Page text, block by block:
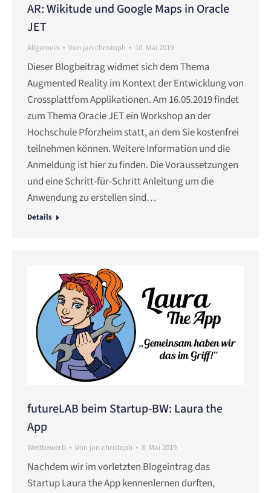
AR: Wikitude und Google Maps in Oracle
JET
Allgemein Von jan.christoph 10. Mai 2019
Dieser Blogbeitrag widmet sich dem Thema
Augmented Reality im Kontext der Entwicklung von
Crossplattfom Applikationen. Am 16.05.2019 findet
zum Thema Oracle JET ein Workshop an der
Hochschule Pforzheim statt, an dem Sie kostenfrei
teilnehmen können. Weitere Information und die
Anmeldung ist hier zu finden. Die Voraussetzungen
und eine Schritt-für-Schritt Anleitung um die
Anwendung zu erstellen sind…
Details
futureLAB beim Startup-BW: Laura the
App
Wettbewerb Von jan.christoph 8. Mai 2019
Nachdem wir im vorletzten Blogeintrag das
Startup Laura the App kennenlernen durften,